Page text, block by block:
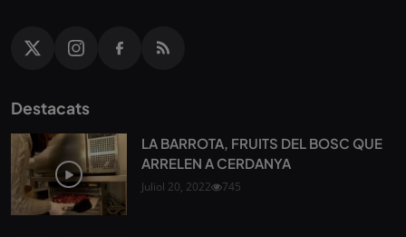
Destacats
LA BARROTA, FRUITS DEL BOSC QUE
ARRELEN A CERDANYA
Juliol 20, 2022 745